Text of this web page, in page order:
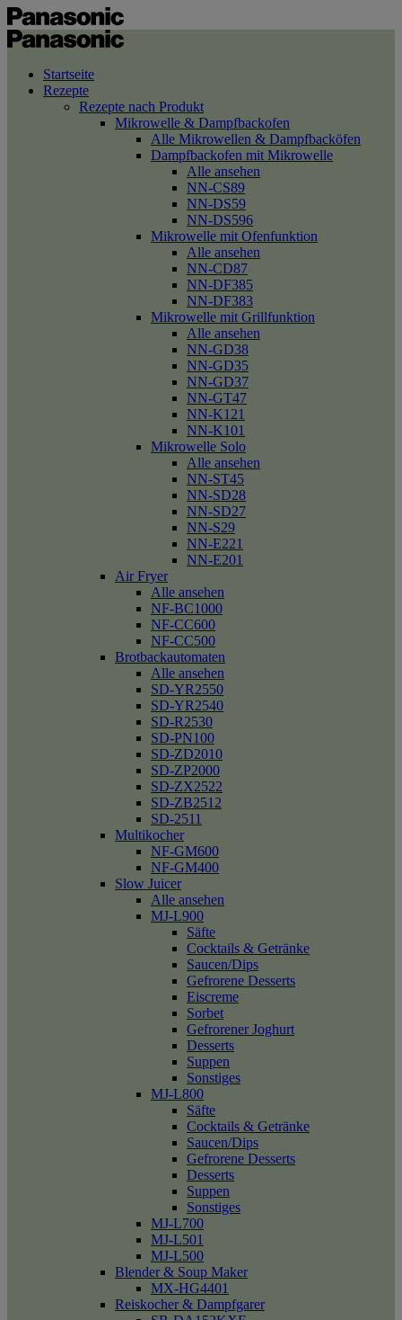
Startseite
Rezepte
Rezepte nach Produkt
Mikrowelle & Dampfbackofen
Alle Mikrowellen & Dampfbacköfen
Dampfbackofen mit Mikrowelle
Alle ansehen
NN-CS89
NN-DS59
NN-DS596
Mikrowelle mit Ofenfunktion
Alle ansehen
NN-CD87
NN-DF385
NN-DF383
Mikrowelle mit Grillfunktion
Alle ansehen
NN-GD38
NN-GD35
NN-GD37
NN-GT47
NN-K121
NN-K101
Mikrowelle Solo
Alle ansehen
NN-ST45
NN-SD28
NN-SD27
NN-S29
NN-E221
NN-E201
Air Fryer
Alle ansehen
NF-BC1000
NF-CC600
NF-CC500
Brotbackautomaten
Alle ansehen
SD-YR2550
SD-YR2540
SD-R2530
SD-PN100
SD-ZD2010
SD-ZP2000
SD-ZX2522
SD-ZB2512
SD-2511
Multikocher
NF-GM600
NF-GM400
Slow Juicer
Alle ansehen
MJ-L900
Säfte
Cocktails & Getränke
Saucen/Dips
Gefrorene Desserts
Eiscreme
Sorbet
Gefrorener Joghurt
Desserts
Suppen
Sonstiges
MJ-L800
Säfte
Cocktails & Getränke
Saucen/Dips
Gefrorene Desserts
Desserts
Suppen
Sonstiges
MJ-L700
MJ-L501
MJ-L500
Blender & Soup Maker
MX-HG4401
Reiskocher & Dampfgarer